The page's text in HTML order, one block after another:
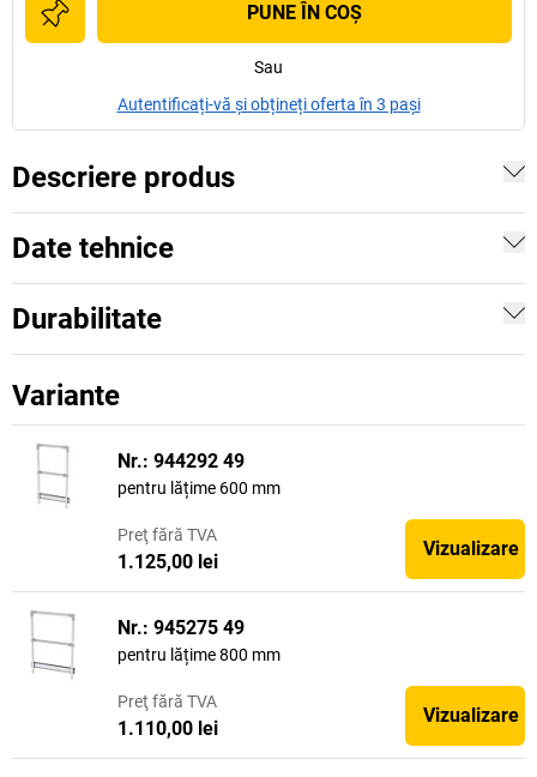
PUNE ÎN COŞ
Sau
Autentificați-vă și obțineți oferta în 3 pași
Descriere produs
Date tehnice
Durabilitate
Variante
Nr.: 944292 49
pentru lățime 600 mm
Preţ fără TVA
1.125,00 lei
Vizualizare
Nr.: 945275 49
pentru lățime 800 mm
Preţ fără TVA
1.110,00 lei
Vizualizare